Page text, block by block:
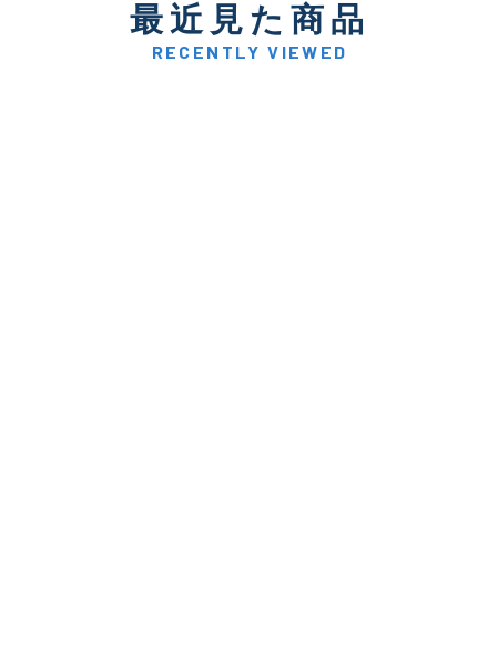
C-
かなり使用感があり、全体
い品
最近見た商品
RECENTLY VIEWED